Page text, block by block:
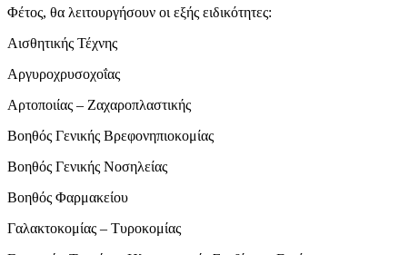
Φέτος, θα λειτουργήσουν οι εξής ειδικότητες:
Αισθητικής Τέχνης
Αργυροχρυσοχοΐας
Αρτοποιίας – Ζαχαροπλαστικής
Βοηθός Γενικής Βρεφονηπιοκομίας
Βοηθός Γενικής Νοσηλείας
Βοηθός Φαρμακείου
Γαλακτοκομίας – Τυροκομίας